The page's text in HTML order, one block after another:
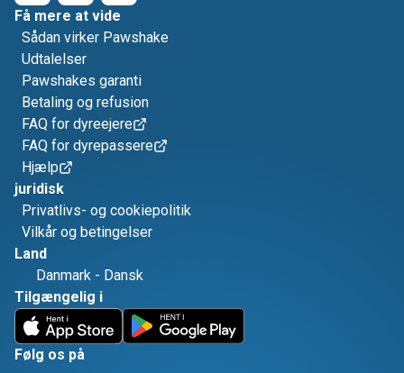
Få mere at vide
Sådan virker Pawshake
Udtalelser
Pawshakes garanti
Betaling og refusion
FAQ for dyreejere
FAQ for dyrepassere
Hjælp
juridisk
Privatlivs- og cookiepolitik
Vilkår og betingelser
Land
Danmark - Dansk
Tilgængelig i
Følg os på